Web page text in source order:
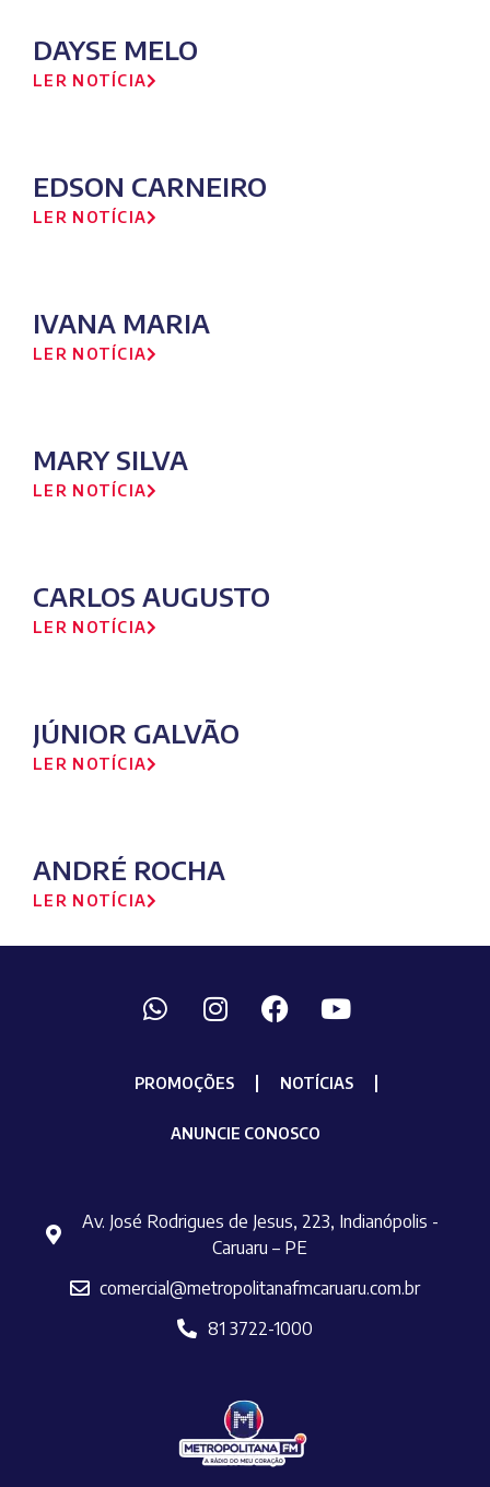
DAYSE MELO
LER NOTÍCIA
EDSON CARNEIRO
LER NOTÍCIA
IVANA MARIA
LER NOTÍCIA
MARY SILVA
LER NOTÍCIA
CARLOS AUGUSTO
LER NOTÍCIA
JÚNIOR GALVÃO
LER NOTÍCIA
ANDRÉ ROCHA
LER NOTÍCIA
PROMOÇÕES NOTÍCIAS
ANUNCIE CONOSCO
Av. José Rodrigues de Jesus, 223, Indianópolis -
Caruaru – PE
comercial@metropolitanafmcaruaru.com.br
81 3722-1000